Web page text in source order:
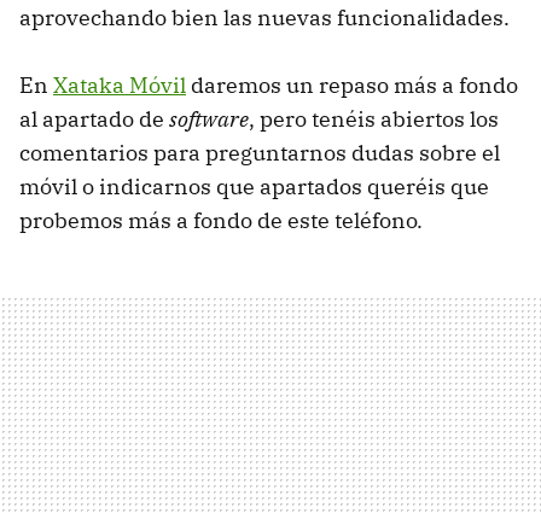
aprovechando bien las nuevas funcionalidades.
En Xataka Móvil daremos un repaso más a fondo
al apartado de software, pero tenéis abiertos los
comentarios para preguntarnos dudas sobre el
móvil o indicarnos que apartados queréis que
probemos más a fondo de este teléfono.